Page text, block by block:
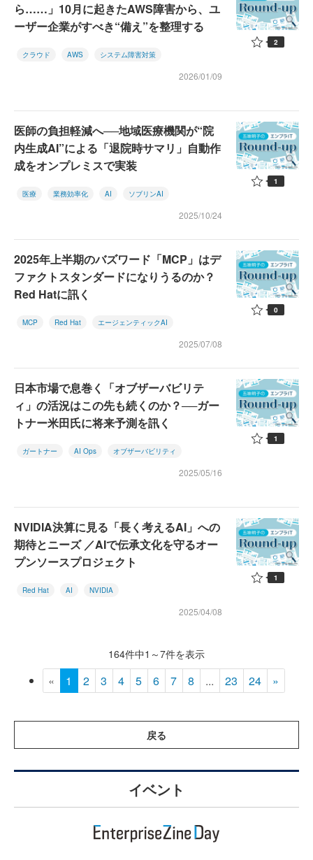
ら……」10月に起きたAWS障害から、ユ
ーザー企業がすべき“備え”を整理する
クラウド AWS システム障害対策
2026/01/09
2
医師の負担軽減へ──地域医療機関が“院
内生成AI”による「退院時サマリ」自動作
成をオンプレミスで実装
医療 業務効率化 AI ソブリンAI
2025/10/24
1
2025年上半期のバズワード「MCP」はデ
ファクトスタンダードになりうるのか？
Red Hatに訊く
MCP Red Hat エージェンティックAI
2025/07/08
0
日本市場で息巻く「オブザーバビリテ
ィ」の活況はこの先も続くのか？──ガー
トナー米田氏に将来予測を訊く
ガートナー AI Ops オブザーバビリティ
2025/05/16
1
NVIDIA決算に見る「長く考えるAI」への
期待とニーズ ／AIで伝承文化を守るオー
プンソースプロジェクト
Red Hat AI NVIDIA
2025/04/08
1
164件中1～7件を表示
« 1 2 3 4 5 6 7 8 ... 23 24 »
戻る
イベント